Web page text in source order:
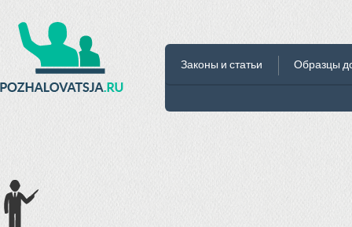
Законы и статьи Образцы